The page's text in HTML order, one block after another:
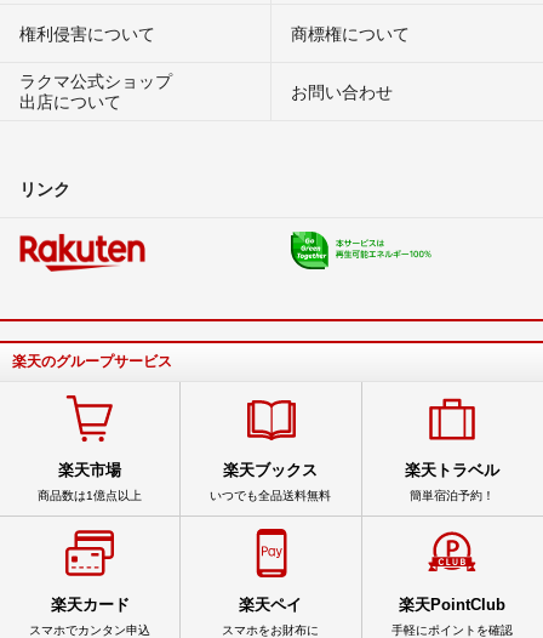
権利侵害について
商標権について
ラクマ公式ショップ
出店について
お問い合わせ
リンク
楽天のグループサービス
楽天市場
商品数は1億点以上
楽天ブックス
いつでも全品送料無料
楽天トラベル
簡単宿泊予約！
楽天カード
スマホでカンタン申込
楽天ペイ
スマホをお財布に
楽天PointClub
手軽にポイントを確認